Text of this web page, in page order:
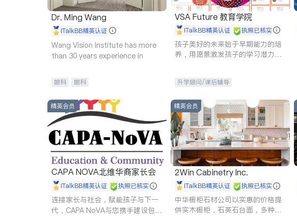
Dr. Ming Wang
iTalkBB精英认证
Wang Vision Institute has more
than 30 years experience in
眼科 眼科
VSA Future 教育学院
iTalkBB精英认证 执照已核实
孩子美好的未来始于早期能力的培
养，用愿景激发孩子的学习潜力和
升学顾问/课后辅导
精英会员
CAPA NOVA北维华裔家长会
iTalkBB精英认证 执照已核实
连接家长与社会，赋能孩子与下一
代，CAPA NoVA与您携手建设包
精英会员
2Win Cabinetry Inc.
iTalkBB精英认证 执照已核实
中华橱柜石材公司以实惠的价格提
供实木橱柜，石英石台面，多种优